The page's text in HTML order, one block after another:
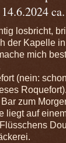
losbricht,
der Kapelle
mich
(nein:
zum
liegt auf